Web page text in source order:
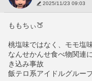
2025/11/23 09:03
ももちぃ🍑
桃塩味ではなく、モモ塩
なんせかんせ食べ物関連
き込み事故
飯テロ系アイドルグルー